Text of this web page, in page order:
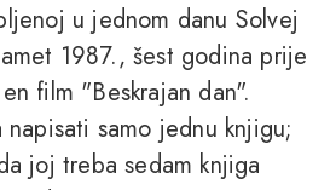
u jednom danu Solvej
1987., šest godina prije
film "Beskrajan dan".
samo jednu knjigu;
joj treba sedam knjiga